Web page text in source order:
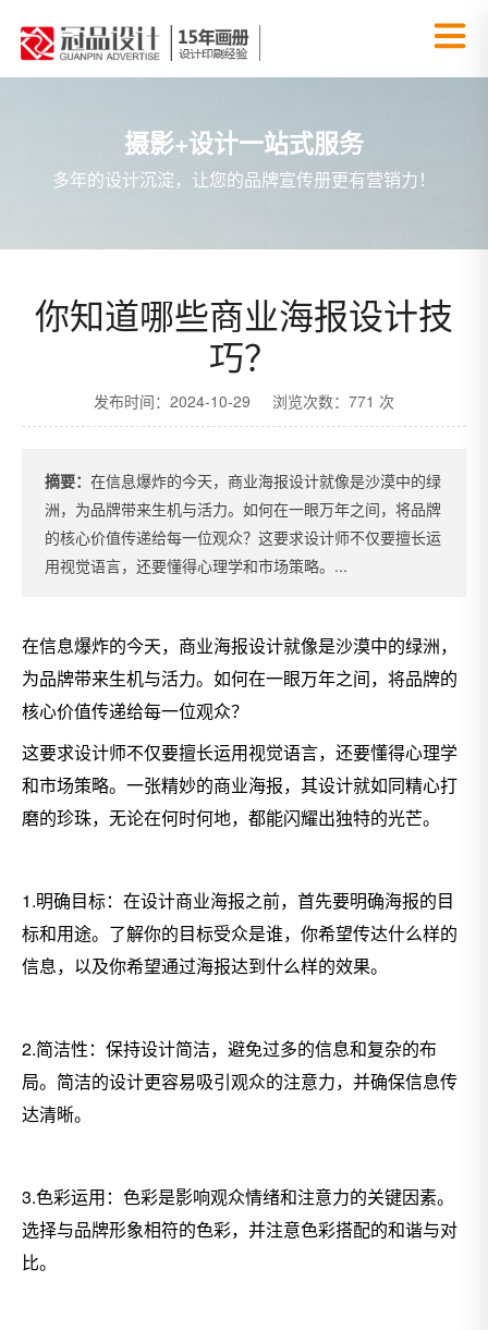
摄影+设计一站式服务
多年的设计沉淀，让您的品牌宣传册更有营销力！
你知道哪些商业海报设计技
巧？
发布时间：2024-10-29 浏览次数：771 次
摘要： 在信息爆炸的今天，商业海报设计就像是沙漠中的绿
洲，为品牌带来生机与活力。如何在一眼万年之间，将品牌
的核心价值传递给每一位观众？这要求设计师不仅要擅长运
用视觉语言，还要懂得心理学和市场策略。...
在信息爆炸的今天，商业海报设计就像是沙漠中的绿洲，
为品牌带来生机与活力。如何在一眼万年之间，将品牌的
核心价值传递给每一位观众？
这要求设计师不仅要擅长运用视觉语言，还要懂得心理学
和市场策略。一张精妙的商业海报，其设计就如同精心打
磨的珍珠，无论在何时何地，都能闪耀出独特的光芒。
1.明确目标：在设计商业海报之前，首先要明确海报的目
标和用途。了解你的目标受众是谁，你希望传达什么样的
信息，以及你希望通过海报达到什么样的效果。
2.简洁性：保持设计简洁，避免过多的信息和复杂的布
局。简洁的设计更容易吸引观众的注意力，并确保信息传
达清晰。
3.色彩运用：色彩是影响观众情绪和注意力的关键因素。
选择与品牌形象相符的色彩，并注意色彩搭配的和谐与对
比。